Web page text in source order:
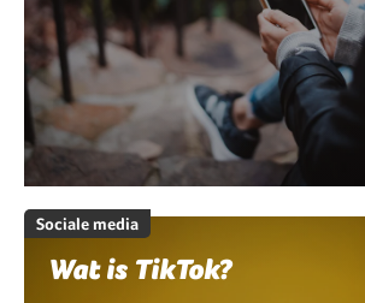
Sociale media
Wat is TikTok?